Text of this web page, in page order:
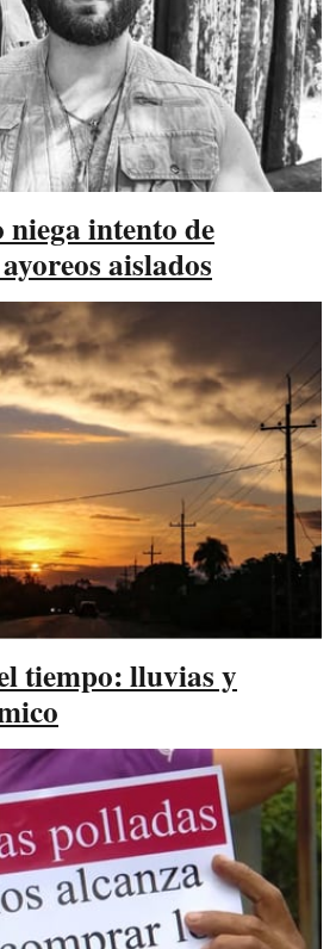
intento de
aislados
tiempo: lluvias y